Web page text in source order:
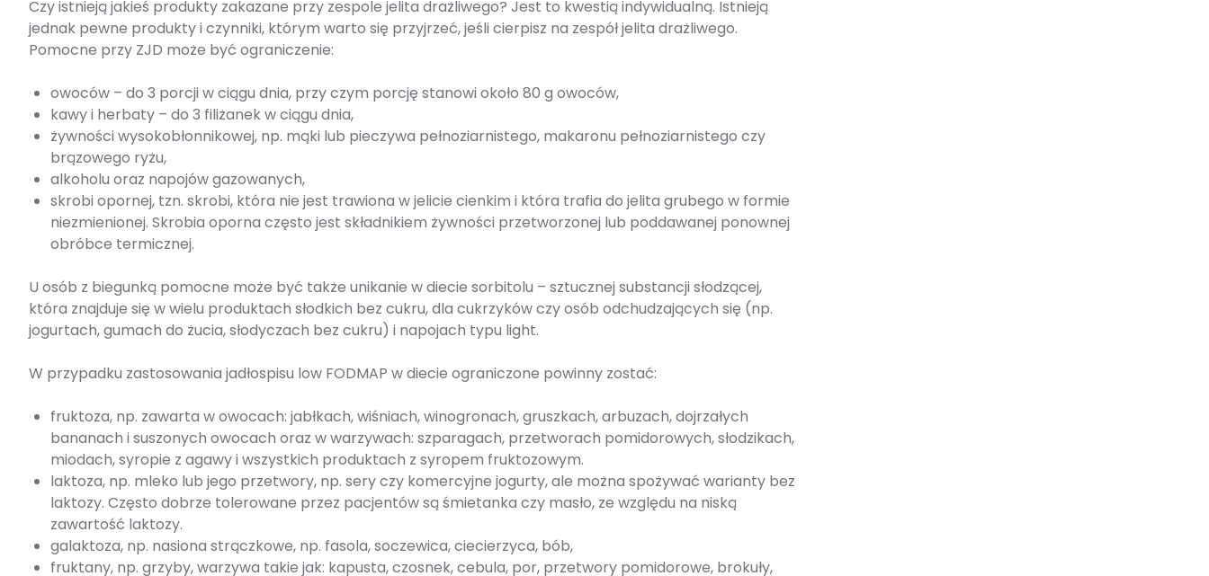
Czy istnieją jakieś produkty zakazane przy zespole jelita drażliwego? Jest to kwestią indywidualną. Istnieją
jednak pewne produkty i czynniki, którym warto się przyjrzeć, jeśli cierpisz na zespół jelita drażliwego.
Pomocne przy ZJD może być ograniczenie:
owoców – do 3 porcji w ciągu dnia, przy czym porcję stanowi około 80 g owoców,
kawy i herbaty – do 3 filiżanek w ciągu dnia,
żywności wysokobłonnikowej, np. mąki lub pieczywa pełnoziarnistego, makaronu pełnoziarnistego czy
brązowego ryżu,
alkoholu oraz napojów gazowanych,
skrobi opornej, tzn. skrobi, która nie jest trawiona w jelicie cienkim i która trafia do jelita grubego w formie
niezmienionej. Skrobia oporna często jest składnikiem żywności przetworzonej lub poddawanej ponownej
obróbce termicznej.
U osób z biegunką pomocne może być także unikanie w diecie sorbitolu – sztucznej substancji słodzącej,
która znajduje się w wielu produktach słodkich bez cukru, dla cukrzyków czy osób odchudzających się (np.
jogurtach, gumach do żucia, słodyczach bez cukru) i napojach typu light.
W przypadku zastosowania jadłospisu low FODMAP w diecie ograniczone powinny zostać:
fruktoza, np. zawarta w owocach: jabłkach, wiśniach, winogronach, gruszkach, arbuzach, dojrzałych
bananach i suszonych owocach oraz w warzywach: szparagach, przetworach pomidorowych, słodzikach,
miodach, syropie z agawy i wszystkich produktach z syropem fruktozowym.
laktoza, np. mleko lub jego przetwory, np. sery czy komercyjne jogurty, ale można spożywać warianty bez
laktozy. Często dobrze tolerowane przez pacjentów są śmietanka czy masło, ze względu na niską
zawartość laktozy.
galaktoza, np. nasiona strączkowe, np. fasola, soczewica, ciecierzyca, bób,
fruktany, np. grzyby, warzywa takie jak: kapusta, czosnek, cebula, por, przetwory pomidorowe, brokuły,